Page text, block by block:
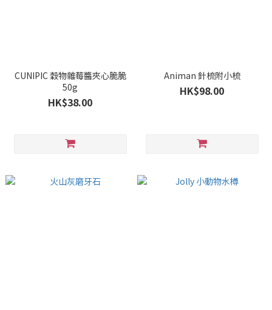
CUNIPIC 穀物雜莓醬夾心脆脆
50g
HK$38.00
Animan 針梳附小梳
HK$98.00